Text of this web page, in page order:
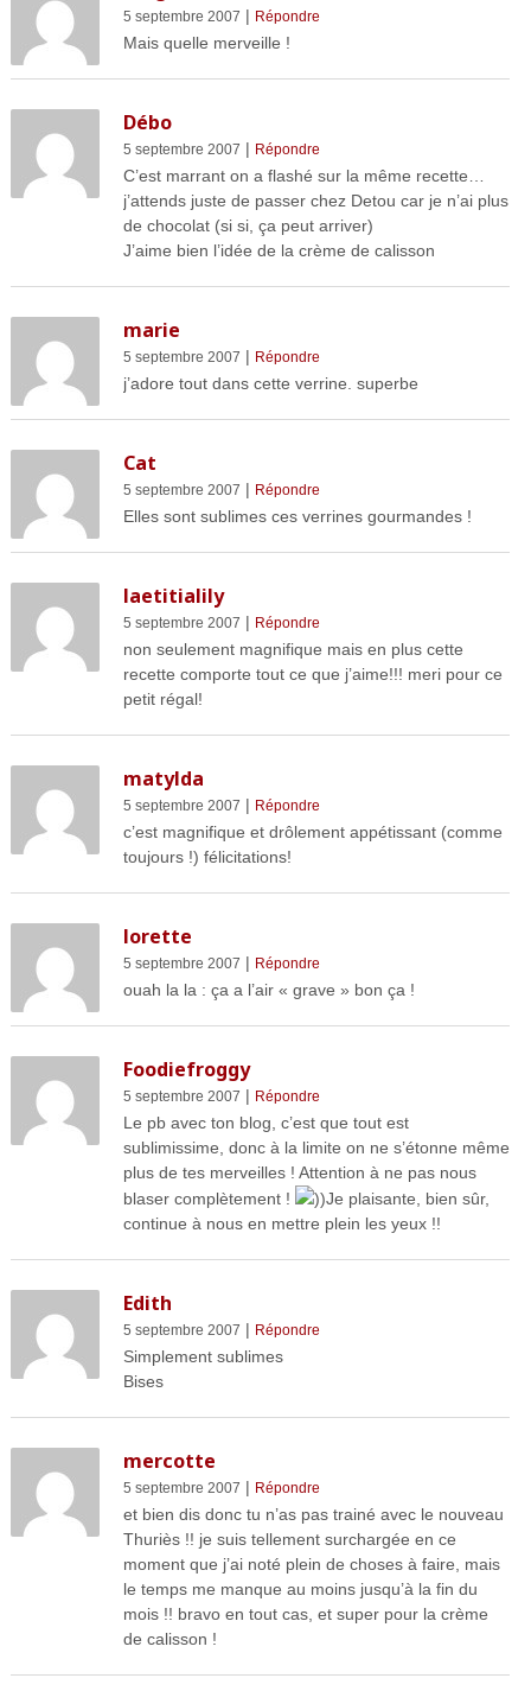
5 septembre 2007 | Répondre
Mais quelle merveille !
Débo
5 septembre 2007 | Répondre
C’est marrant on a flashé sur la même recette…
j’attends juste de passer chez Detou car je n’ai plus
de chocolat (si si, ça peut arriver)
J’aime bien l’idée de la crème de calisson
marie
5 septembre 2007 | Répondre
j’adore tout dans cette verrine. superbe
Cat
5 septembre 2007 | Répondre
Elles sont sublimes ces verrines gourmandes !
laetitialily
5 septembre 2007 | Répondre
non seulement magnifique mais en plus cette
recette comporte tout ce que j’aime!!! meri pour ce
petit régal!
matylda
5 septembre 2007 | Répondre
c’est magnifique et drôlement appétissant (comme
toujours !) félicitations!
lorette
5 septembre 2007 | Répondre
ouah la la : ça a l’air « grave » bon ça !
Foodiefroggy
5 septembre 2007 | Répondre
Le pb avec ton blog, c’est que tout est
sublimissime, donc à la limite on ne s’étonne même
plus de tes merveilles ! Attention à ne pas nous
blaser complètement !
))Je plaisante, bien sûr,
continue à nous en mettre plein les yeux !!
Edith
5 septembre 2007 | Répondre
Simplement sublimes
Bises
mercotte
5 septembre 2007 | Répondre
et bien dis donc tu n’as pas trainé avec le nouveau
Thuriès !! je suis tellement surchargée en ce
moment que j’ai noté plein de choses à faire, mais
le temps me manque au moins jusqu’à la fin du
mois !! bravo en tout cas, et super pour la crème
de calisson !